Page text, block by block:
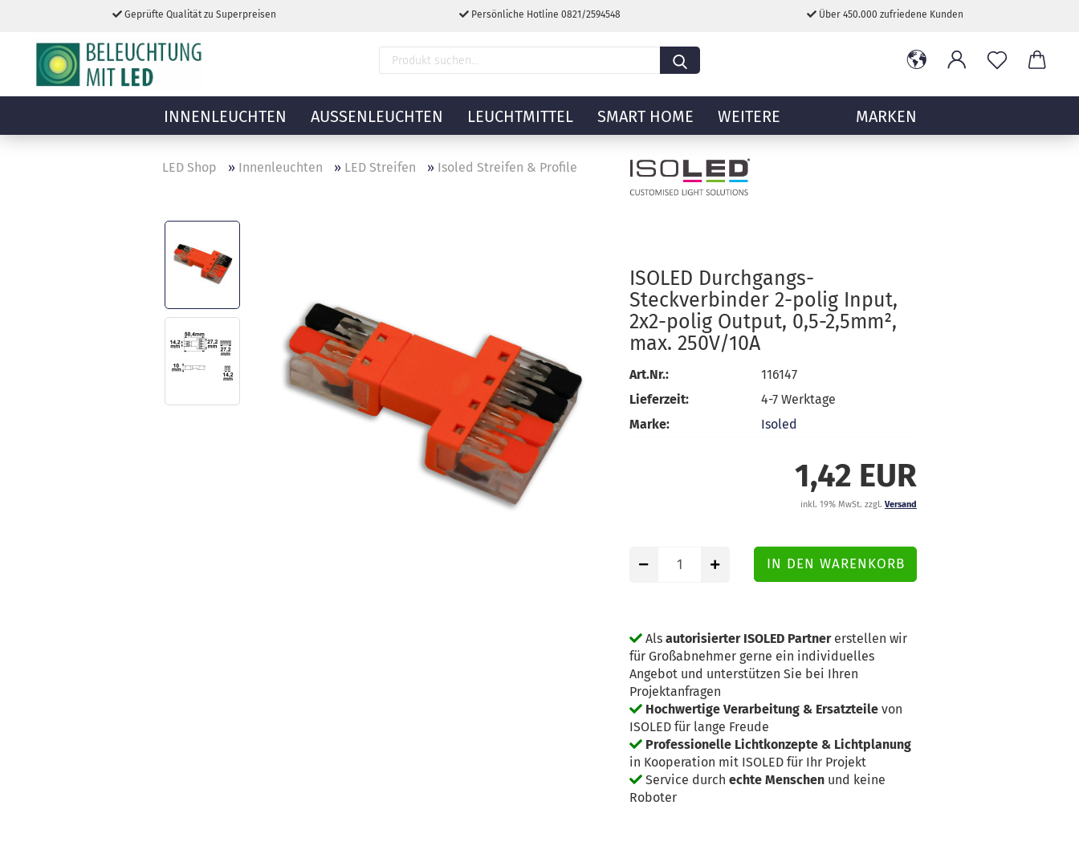
Geprüfte Qualität zu Superpreisen Persönliche Hotline 0821/2594548 Über 450.000 zufriedene Kunden
INNENLEUCHTEN AUSSENLEUCHTEN LEUCHTMITTEL SMART HOME MARKEN
WEITERE
LED Shop » Innenleuchten » LED Streifen » Isoled Streifen & Profile
ISOLED Durchgangs-
Steckverbinder 2-polig Input,
2x2-polig Output, 0,5-2,5mm²,
max. 250V/10A
Art.Nr.:
116147
Lieferzeit:
4-7 Werktage
Marke:
Isoled
1,42 EUR
inkl. 19% MwSt. zzgl. Versand
Als autorisierter ISOLED Partnererstellen wir
für Großabnehmer gerne ein individuelles
Angebot und unterstützen Sie bei Ihren
Projektanfragen
Hochwertige Verarbeitung & Ersatzteile von
ISOLED für lange Freude
Professionelle Lichtkonzepte & Lichtplanung
in Kooperation mit ISOLED für Ihr Projekt
Service durch echte Menschen und keine
Roboter